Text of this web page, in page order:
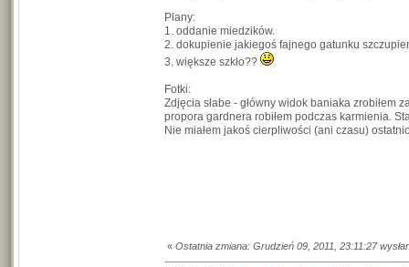
Plany:
1. oddanie miedzików.
2. dokupienie jakiegoś fajnego gatunku
3. większe szkło??
Fotki:
Zdjęcia słabe - główny widok baniaka zrobiłem
propora gardnera robiłem podczas karmienia.
Nie miałem jakoś cierpliwości (ani czasu)
« Ostatnia zmiana: Grudzień 09, 2011, 23:11:27